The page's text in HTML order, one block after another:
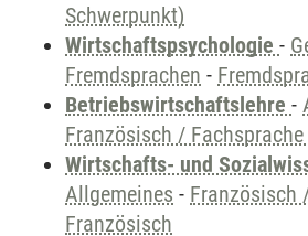
Schwerpunkt)
Wirtschaftspsychologie -
Fremdsprachen -
Betriebswirtschaftslehre -
Französisch /
Wirtschafts- und
Allgemeines - Französisch
Französisch